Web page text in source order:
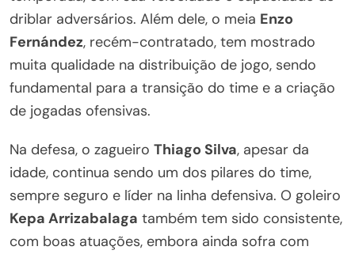
driblar adversários. Além dele, o meia Enzo
Fernández, recém-contratado, tem mostrado
muita qualidade na distribuição de jogo, sendo
fundamental para a transição do time e a criação
de jogadas ofensivas.
Na defesa, o zagueiro Thiago Silva, apesar da
idade, continua sendo um dos pilares do time,
sempre seguro e líder na linha defensiva. O goleiro
Kepa Arrizabalaga também tem sido consistente,
com boas atuações, embora ainda sofra com